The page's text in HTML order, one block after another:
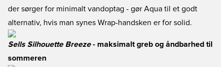
der sørger for minimalt vandoptag - gør Aqua til et godt
alternativ, hvis man synes Wrap-handsken er for solid.
Sells Silhouette Breeze- maksimalt greb og åndbarhed til
sommeren